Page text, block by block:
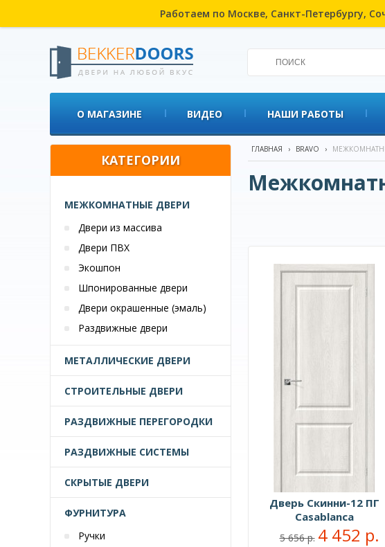
Работаем по Москве, Санкт-Петербургу,
О МАГАЗИНЕ ВИДЕО НАШИ РАБОТЫ
КАТЕГОРИИ
МЕЖКОМНАТНЫЕ ДВЕРИ
Двери из массива
Двери ПВХ
Экошпон
Шпонированные двери
Двери окрашенные (эмаль)
Раздвижные двери
МЕТАЛЛИЧЕСКИЕ ДВЕРИ
СТРОИТЕЛЬНЫЕ ДВЕРИ
РАЗДВИЖНЫЕ ПЕРЕГОРОДКИ
РАЗДВИЖНЫЕ СИСТЕМЫ
СКРЫТЫЕ ДВЕРИ
ФУРНИТУРА
Ручки
ГЛАВНАЯ › BRAVO ›
Дверь Скинни-12 ПГ
Casablanca
5 656 р. 4 452 р.